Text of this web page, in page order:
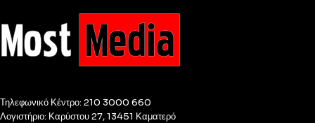
Τηλεφωνικό Κέντρο: 210 3000 660
Λογιστήριο: Καρύστου 27, 13451 Καματερό